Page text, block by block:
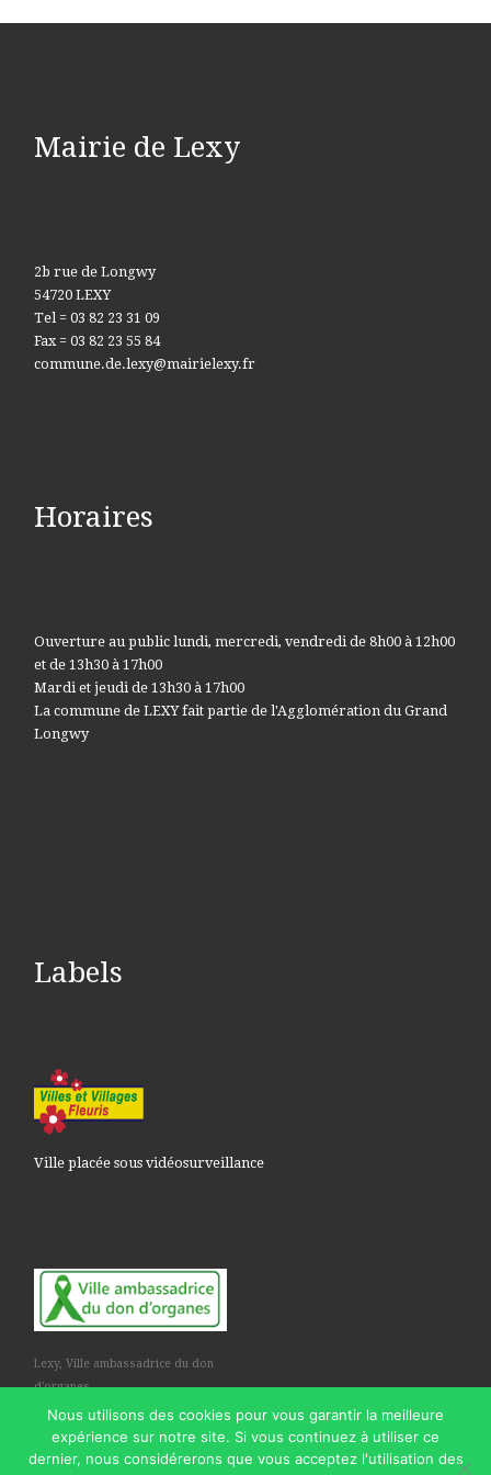
Mairie de Lexy
2b rue de Longwy
54720 LEXY
Tel = 03 82 23 31 09
Fax = 03 82 23 55 84
commune.de.lexy@mairielexy.fr
Horaires
Ouverture au public lundi, mercredi, vendredi de 8h00 à 12h00
et de 13h30 à 17h00
Mardi et jeudi de 13h30 à 17h00
La commune de LEXY fait partie de l'Agglomération du Grand
Longwy
Labels
Ville placée sous vidéosurveillance
Lexy, Ville ambassadrice du don
d'organes
Nous utilisons des cookies pour vous garantir la meilleure
expérience sur notre site. Si vous continuez à utiliser ce
dernier, nous considérerons que vous acceptez l'utilisation des